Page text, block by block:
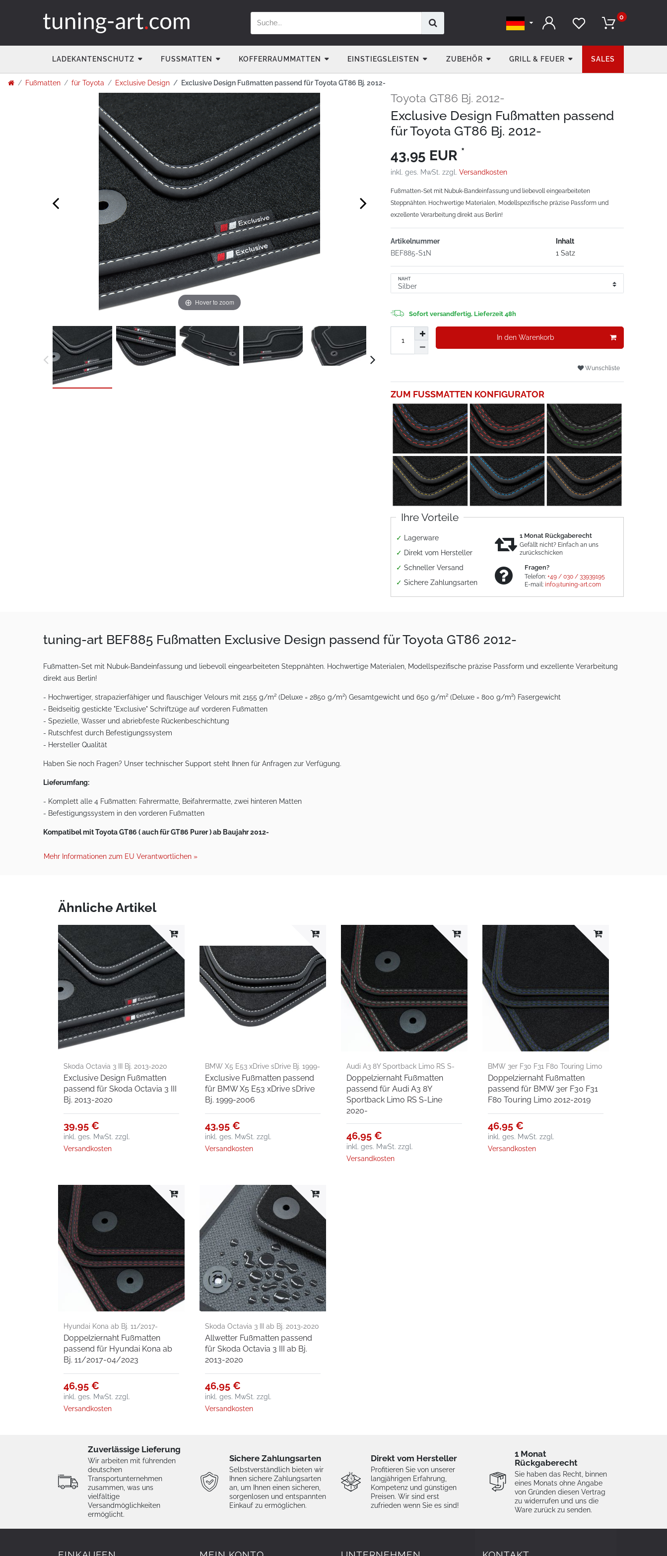
0
LADEKANTENSCHUTZ FUSSMATTEN KOFFERRAUMMATTEN EINSTIEGSLEISTEN ZUBEHÖR GRILL & FEUER SALES
Fußmatten für Toyota Exclusive Design Exclusive Design Fußmatten passend für Toyota GT86 Bj. 2012-
Hover to zoom
Toyota GT86 Bj. 2012-
Exclusive Design Fußmatten passend
für Toyota GT86 Bj. 2012-
43,95 EUR *
inkl. ges. MwSt. zzgl. Versandkosten
Fußmatten-Set mit Nubuk-Bandeinfassung und liebevoll eingearbeiteten
Steppnähten. Hochwertige Materialen, Modellspezifische präzise Passform und
exzellente Verarbeitung direkt aus Berlin!
Artikelnummer
BEF885-S1N
Inhalt
1 Satz
NAHT
Sofort versandfertig, Lieferzeit 48h
In den Warenkorb
Wunschliste
ZUM FUSSMATTEN KONFIGURATOR
Ihre Vorteile
✓ Lagerware
✓ Direkt vom Hersteller
✓ Schneller Versand
✓ Sichere Zahlungsarten
1 Monat Rückgaberecht
Gefällt nicht? Einfach an uns
zurückschicken
Fragen?
Telefon:+49 / 030 / 33939195
E-mail:info@tuning-art.com
tuning-art BEF885 Fußmatten Exclusive Design passend für Toyota GT86 2012-
Fußmatten-Set mit Nubuk-Bandeinfassung und liebevoll eingearbeiteten Steppnähten. Hochwertige Materialen, Modellspezifische präzise Passform und exzellente Verarbeitung
direkt aus Berlin!
- Hochwertiger, strapazierfähiger und flauschiger Velours mit 2155 g/m² (Deluxe = 2850 g/m²) Gesamtgewicht und 650 g/m² (Deluxe = 800 g/m²) Fasergewicht
- Beidseitig gestickte "Exclusive" Schriftzüge auf vorderen Fußmatten
- Spezielle, Wasser und abriebfeste Rückenbeschichtung
- Rutschfest durch Befestigungssystem
- Hersteller Qualität
Haben Sie noch Fragen? Unser technischer Support steht Ihnen für Anfragen zur Verfügung.
Lieferumfang:
- Komplett alle 4 Fußmatten: Fahrermatte, Beifahrermatte, zwei hinteren Matten
- Befestigungssystem in den vorderen Fußmatten
Kompatibel mit Toyota GT86 ( auch für GT86 Purer ) ab Baujahr 2012-
Mehr Informationen zum EU Verantwortlichen »
Ähnliche Artikel
Skoda Octavia 3 III Bj. 2013-2020
Exclusive Design Fußmatten
passend für Skoda Octavia 3 III
Bj. 2013-2020
39,95 €
inkl. ges. MwSt. zzgl.
Versandkosten
BMW X5 E53 xDrive sDrive Bj. 1999-
2006
Exclusive Fußmatten passend
für BMW X5 E53 xDrive sDrive
Bj. 1999-2006
43,95 €
inkl. ges. MwSt. zzgl.
Versandkosten
Audi A3 8Y Sportback Limo RS S-
Line 2020-
Doppelziernaht Fußmatten
passend für Audi A3 8Y
Sportback Limo RS S-Line
2020-
46,95 €
inkl. ges. MwSt. zzgl.
Versandkosten
BMW 3er F30 F31 F80 Touring Limo
2012-2019
Doppelziernaht Fußmatten
passend für BMW 3er F30 F31
F80 Touring Limo 2012-2019
46,95 €
inkl. ges. MwSt. zzgl.
Versandkosten
Hyundai Kona ab Bj. 11/2017-
04/2023
Doppelziernaht Fußmatten
passend für Hyundai Kona ab
Bj. 11/2017-04/2023
46,95 €
inkl. ges. MwSt. zzgl.
Versandkosten
Skoda Octavia 3 III ab Bj. 2013-2020
Allwetter Fußmatten passend
für Skoda Octavia 3 III ab Bj.
2013-2020
46,95 €
inkl. ges. MwSt. zzgl.
Versandkosten
Zuverlässige Lieferung
Wir arbeiten mit führenden
deutschen
Transportunternehmen
zusammen, was uns
vielfältige
Versandmöglichkeiten
ermöglicht.
Sichere Zahlungsarten
Selbstverständlich bieten wir
Ihnen sichere Zahlungsarten
an, um Ihnen einen sicheren,
sorgenlosen und entspannten
Einkauf zu ermöglichen.
Direkt vom Hersteller
Profitieren Sie von unserer
langjährigen Erfahrung,
Kompetenz und günstigen
Preisen. Wir sind erst
zufrieden wenn Sie es sind!
1 Monat
Rückgaberecht
Sie haben das Recht, binnen
eines Monats ohne Angabe
von Gründen diesen Vertrag
zu widerrufen und uns die
Ware zurück zu senden.